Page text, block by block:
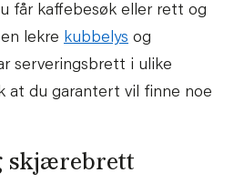
får kaffebesøk eller rett og
lekre kubbelys og
serveringsbrett i ulike
at du garantert vil finne noe
skjærebrett